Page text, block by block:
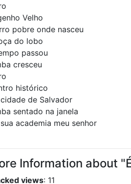
Velho
pobre onde nasceu
do lobo
passou
cresceu
histórico
de Salvador
sentado na janela
academia meu senhor
Information about
views: 11